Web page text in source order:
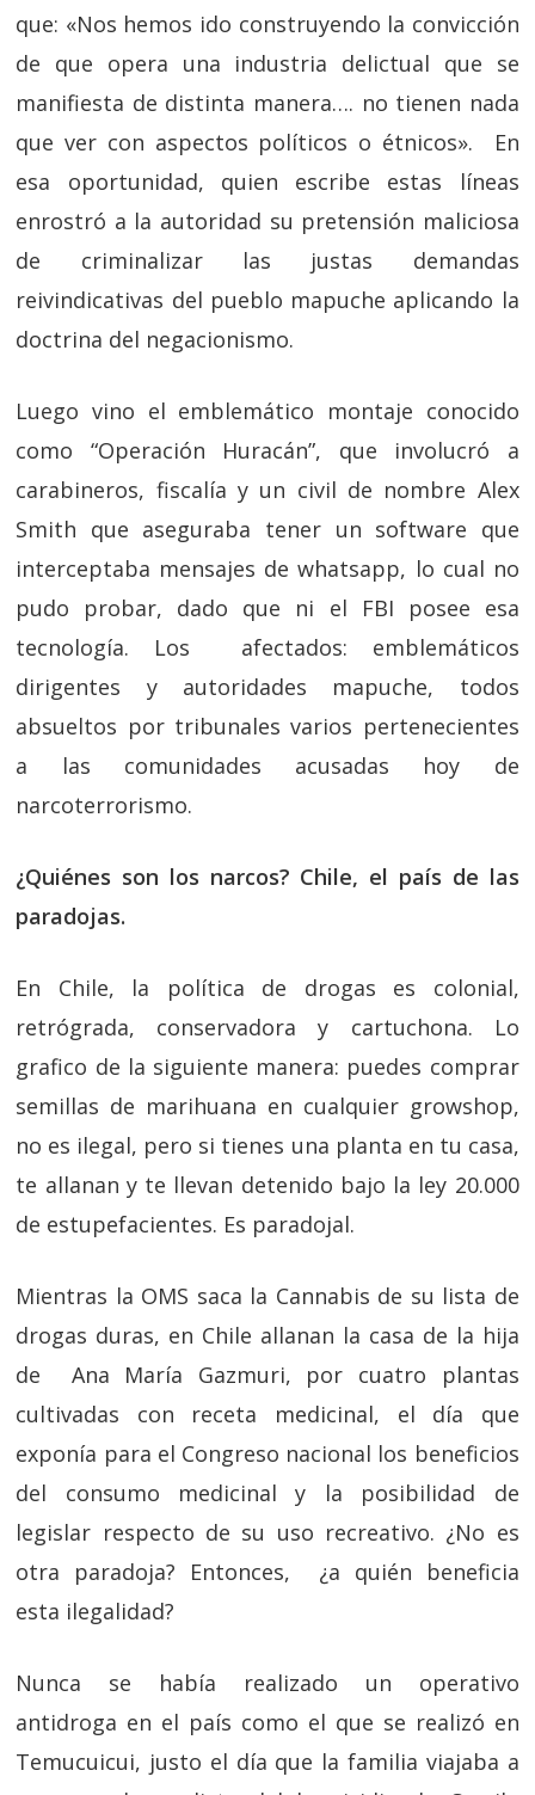
que: «Nos hemos ido construyendo la convicción
de que opera una industria delictual que se
manifiesta de distinta manera…. no tienen nada
que ver con aspectos políticos o étnicos». En
esa oportunidad, quien escribe estas líneas
enrostró a la autoridad su pretensión maliciosa
de criminalizar las justas demandas
reivindicativas del pueblo mapuche aplicando la
doctrina del negacionismo.
Luego vino el emblemático montaje conocido
como “Operación Huracán”, que involucró a
carabineros, fiscalía y un civil de nombre Alex
Smith que aseguraba tener un software que
interceptaba mensajes de whatsapp, lo cual no
pudo probar, dado que ni el FBI posee esa
tecnología. Los afectados: emblemáticos
dirigentes y autoridades mapuche, todos
absueltos por tribunales varios pertenecientes
a las comunidades acusadas hoy de
narcoterrorismo.
¿Quiénes son los narcos? Chile, el país de las
paradojas.
En Chile, la política de drogas es colonial,
retrógrada, conservadora y cartuchona. Lo
grafico de la siguiente manera: puedes comprar
semillas de marihuana en cualquier growshop,
no es ilegal, pero si tienes una planta en tu casa,
te allanan y te llevan detenido bajo la ley 20.000
de estupefacientes. Es paradojal.
Mientras la OMS saca la Cannabis de su lista de
drogas duras, en Chile allanan la casa de la hija
de Ana María Gazmuri, por cuatro plantas
cultivadas con receta medicinal, el día que
exponía para el Congreso nacional los beneficios
del consumo medicinal y la posibilidad de
legislar respecto de su uso recreativo. ¿No es
otra paradoja? Entonces, ¿a quién beneficia
esta ilegalidad?
Nunca se había realizado un operativo
antidroga en el país como el que se realizó en
Temucuicui, justo el día que la familia viajaba a